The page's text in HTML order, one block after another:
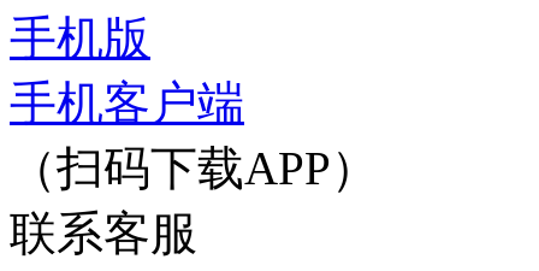
手机版
手机客户端
（扫码下载APP）
联系客服